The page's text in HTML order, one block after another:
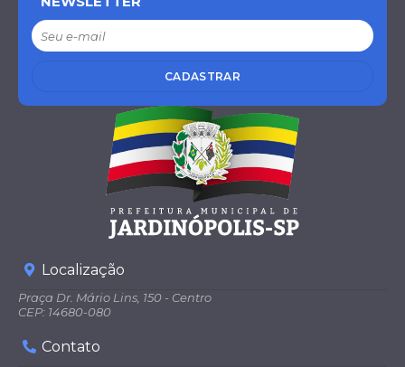
CADASTRAR
Localização
Praça Dr. Mário Lins, 150 - Centro
CEP: 14680-080
Contato